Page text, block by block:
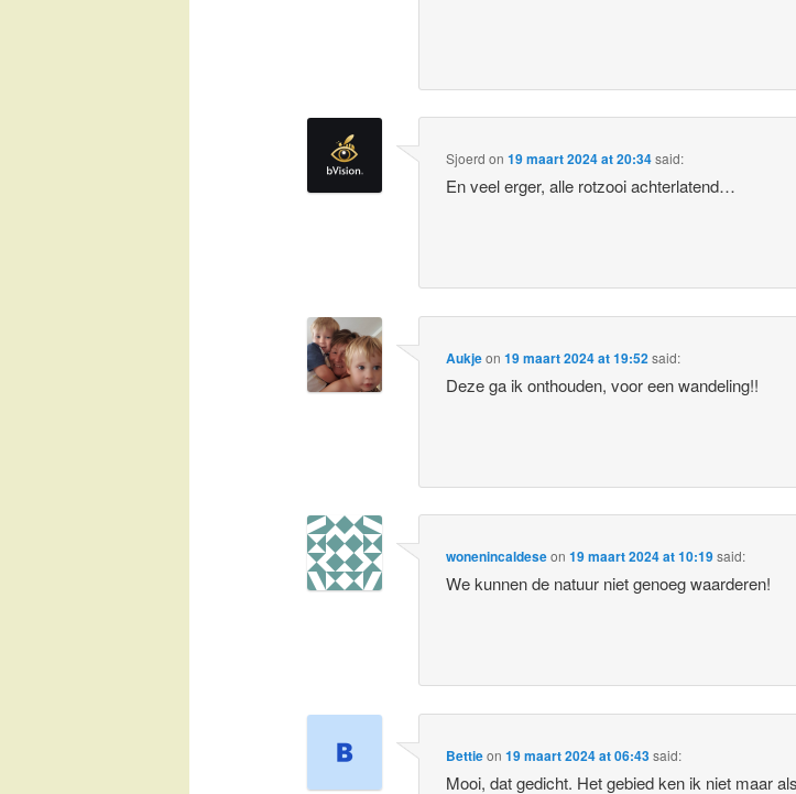
Sjoerd on19 maart 2024 at 20:34said:
En veel erger, alle rotzooi achterlatend…
Aukjeon19 maart 2024 at 19:52said:
Deze ga ik onthouden, voor een wandeling!!
wonenincaldeseon19 maart 2024 at 10:19said:
We kunnen de natuur niet genoeg waarderen!
Bettieon19 maart 2024 at 06:43said:
Mooi, dat gedicht. Het gebied ken ik niet maar